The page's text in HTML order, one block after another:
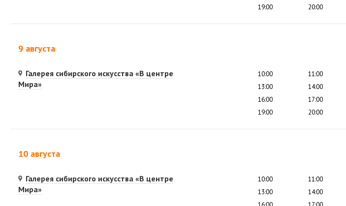
19:00
20:00
9 августа
Галерея сибирского искусства «В центре
Мира»
10:00 11:00
13:00
14:00
16:00
17:00
19:00
20:00
10 августа
Галерея сибирского искусства «В центре
Мира»
10:00 11:00
13:00
14:00